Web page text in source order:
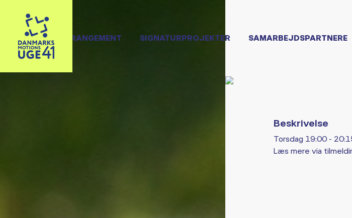
OPRET ARRANGEMENT SIGNATURPROJEKTER SAMARBEJDSPARTNERE
Beskrivelse
Torsdag 19:00 -
Læs mere via